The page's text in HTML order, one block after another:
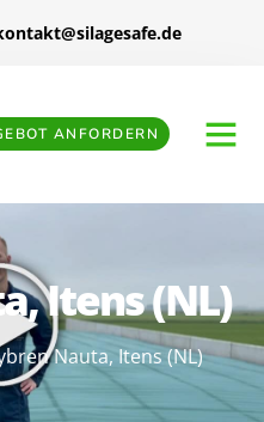
ANFORDERN
Itens (NL)
Nauta, Itens (NL)